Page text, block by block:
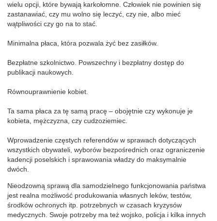
wielu opcji, które bywają karkołomne. Człowiek nie powinien się
zastanawiać, czy mu wolno się leczyć, czy nie, albo mieć
wątpliwości czy go na to stać.
Minimalna płaca, która pozwala żyć bez zasiłków.
Bezpłatne szkolnictwo. Powszechny i bezpłatny dostęp do
publikacji naukowych.
Równouprawnienie kobiet.
Ta sama płaca za tę samą pracę – obojętnie czy wykonuje je
kobieta, mężczyzna, czy cudzoziemiec.
Wprowadzenie częstych referendów w sprawach dotyczących
wszystkich obywateli, wyborów bezpośrednich oraz ograniczenie
kadencji poselskich i sprawowania władzy do maksymalnie
dwóch.
Nieodzowną sprawą dla samodzielnego funkcjonowania państwa
jest realna możliwość produkowania własnych leków, testów,
środków ochronych itp. potrzebnych w czasach kryzysów
medycznych. Swoje potrzeby ma też wojsko, policja i kilka innych